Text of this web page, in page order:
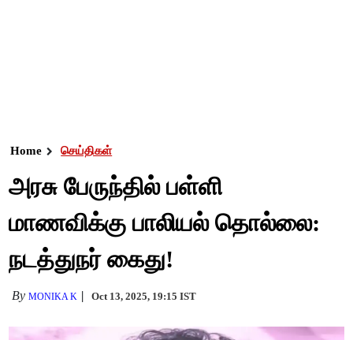
Home செய்திகள்
அரசு பேருந்தில் பள்ளி
மாணவிக்கு பாலியல் தொல்லை:
நடத்துநர் கைது!
ByMONIKA K Oct 13, 2025, 19:15 IST